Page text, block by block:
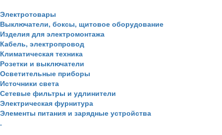
Электротовары
Выключатели, боксы, щитовое оборудование
Изделия для электромонтажа
Кабель, электропровод
Климатическая техника
Розетки и выключатели
Осветительные приборы
Источники света
Сетевые фильтры и удлинители
Электрическая фурнитура
Элементы питания и зарядные устройства
.